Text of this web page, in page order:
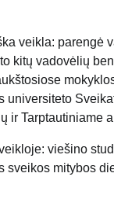
veikla: parengė
kitų vadovėlių
ir Tarptautiniame
viešino
mitybos